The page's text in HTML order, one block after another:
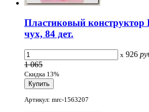
Пластиковый конструктор
чух, 84 дет.
x 926
1 065
Скидка 13%
Артикул: mrc-1563207